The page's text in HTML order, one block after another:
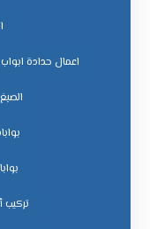
اعمال حدادة
تركيب